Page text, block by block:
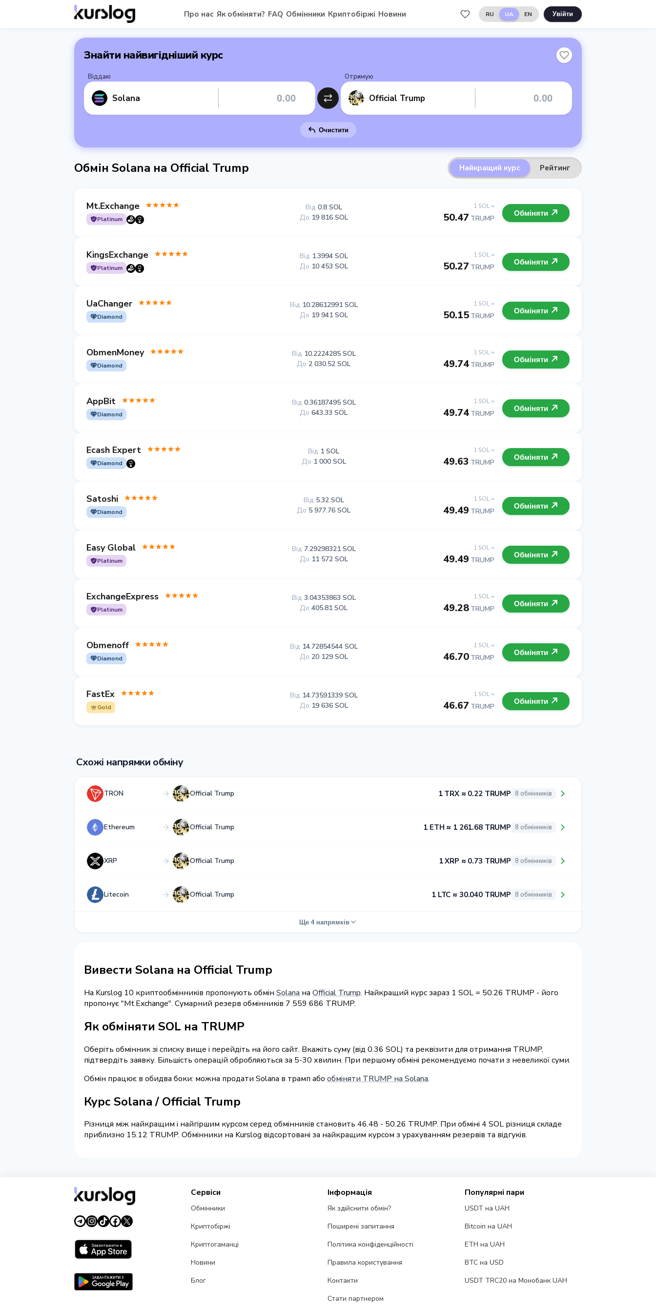
Про нас Як обміняти? FAQ Обмінники Криптобіржі Новини RU UA EN Увійти
Знайти найвигідніший курс
Віддаю
Solana
Отримую
Official Trump
Очистити
Обмін Solana на Official Trump Найкращий курс Рейтинг
Mt.Exchange
Platinum
1 SOL =
50.47 TRUMP
Від 0.8 SOL
До 19 816 SOL Обміняти
KingsExchange
Platinum
1 SOL =
50.27 TRUMP
Від 1.3994 SOL
До 10 453 SOL Обміняти
UaChanger
Diamond
1 SOL =
50.15 TRUMP
Від 10.28612991 SOL
До 19 941 SOL Обміняти
ObmenMoney
Diamond
1 SOL =
49.74 TRUMP
Від 10.2224285 SOL
До 2 030.52 SOL Обміняти
AppBit
Diamond
1 SOL =
49.74 TRUMP
Від 0.36187495 SOL
До 643.33 SOL Обміняти
Ecash Expert
Diamond
1 SOL =
49.63 TRUMP
Від 1 SOL
До 1 000 SOL Обміняти
Satoshi
Diamond
1 SOL =
49.49 TRUMP
Від 5.32 SOL
До 5 977.76 SOL Обміняти
Easy Global
Platinum
1 SOL =
49.49 TRUMP
Від 7.29298321 SOL
До 11 572 SOL Обміняти
ExchangeExpress
Platinum
1 SOL =
49.28 TRUMP
Від 3.04353863 SOL
До 405.81 SOL Обміняти
Obmenoff
Diamond
1 SOL =
46.70 TRUMP
Від 14.72854544 SOL
До 20 129 SOL Обміняти
FastEx
Gold
1 SOL =
46.67 TRUMP
Від 14.73591339 SOL
До 19 636 SOL Обміняти
Схожі напрямки обміну
TRON Official Trump 1 TRX ≈ 0.22 TRUMP 8 обмінників
Ethereum Official Trump 1 ETH ≈ 1 261.68 TRUMP 8 обмінників
XRP Official Trump 1 XRP ≈ 0.73 TRUMP 8 обмінників
Litecoin Official Trump 1 LTC ≈ 30.040 TRUMP 8 обмінників
Ще 4 напрямків
Вивести Solana на Official Trump
На Kurslog 10 криптообмінників пропонують обмін Solana на Official Trump. Найкращий курс зараз 1 SOL = 50.26 TRUMP - його
пропонує "Mt.Exchange". Сумарний резерв обмінників 7 559 686 TRUMP.
Як обміняти SOL на TRUMP
Оберіть обмінник зі списку вище і перейдіть на його сайт. Вкажіть суму (від 0.36 SOL) та реквізити для отримання TRUMP,
підтвердіть заявку. Більшість операцій обробляються за 5-30 хвилин. При першому обміні рекомендуємо почати з невеликої суми.
Обмін працює в обидва боки: можна продати Solana в трамп або обміняти TRUMP на Solana.
Курс Solana / Official Trump
Різниця між найкращим і найгіршим курсом серед обмінників становить 46.48 - 50.26 TRUMP. При обміні 4 SOL різниця складе
приблизно 15.12 TRUMP. Обмінники на Kurslog відсортовані за найкращим курсом з урахуванням резервів та відгуків.
Сервіси
Обмінники
Криптобіржі
Криптогаманці
Новини
Блог
Інформація
Як здійснити обмін?
Поширені запитання
Політика конфіденційності
Правила користування
Контакти
Стати партнером
Популярні пари
USDT на UAH
Bitcoin на UAH
ETH на UAH
BTC на USD
USDT TRC20 на Монобанк UAH